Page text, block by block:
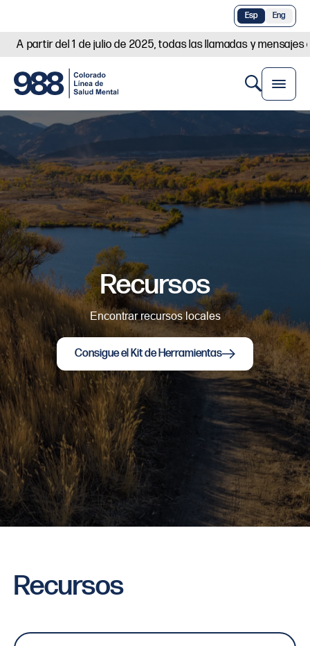
Esp Eng
A partir del 1 de julio de 2025, todas las llamadas y
Recursos
Encontrar recursos locales
Consigue el Kit de Herramientas
Recursos